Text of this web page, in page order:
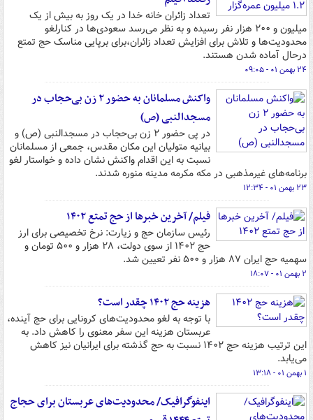
تعداد زائران خانه خدا در یک روز به بیش از یک
میلیون و ۲۰۰ هزار نفر رسیده و به نظر می‌رسد سعودی‌ها در کنارلغو
محدودیت‌ها و تلاش برای افزایش تعداد زائران،برای برپایی مناسک حج تمتع
درحال آماده شدن هستند.
۲۴ بهمن ۰۱ - ۰۹:۰۵
واکنش مسلمانان به حضور ۲ زن بی‌حجاب در
مسجدالنبی (ص)
در پی حضور ۲ زن بی‌حجاب در مسجدالنبی (ص) و
بیانیه متولیان این مکان مقدس، جمعی از مسلمانان
نسبت به این اقدام واکنش نشان داده و خواستار لغو
برنامه‌های غیرمذهبی در مکه مکرمه مدینه منوره شدند.
۲۳ بهمن ۰۱ - ۱۲:۳۴
فیلم/ آخرین خبرها از حج تمتع ۱۴۰۲
رئیس سازمان حج و زیارت: نرخ تخصیصی برای ارز
حج ۱۴۰۲ از سوی دولت، ۲۸ هزار و ۵۰۰ تومان و
سهمیه حج ایران ۸۷ هزار و ۵۰۰ نفر تعیین شد.
۲ بهمن ۰۱ - ۱۸:۰۷
هزینه حج ۱۴۰۲ چقدر است؟
با توجه به لغو محدودیت‌های کرونایی برای حج آینده،
عربستان هزینه این سفر معنوی را کاهش داد. به
این ترتیب هزینه حج ۱۴۰۲ نسبت به حج گذشته برای ایرانیان نیز کاهش
می‌یابد.
۱ بهمن ۰۱ - ۱۳:۱۸
اینفوگرافیک/ محدودیت‌های عربستان برای حجاج